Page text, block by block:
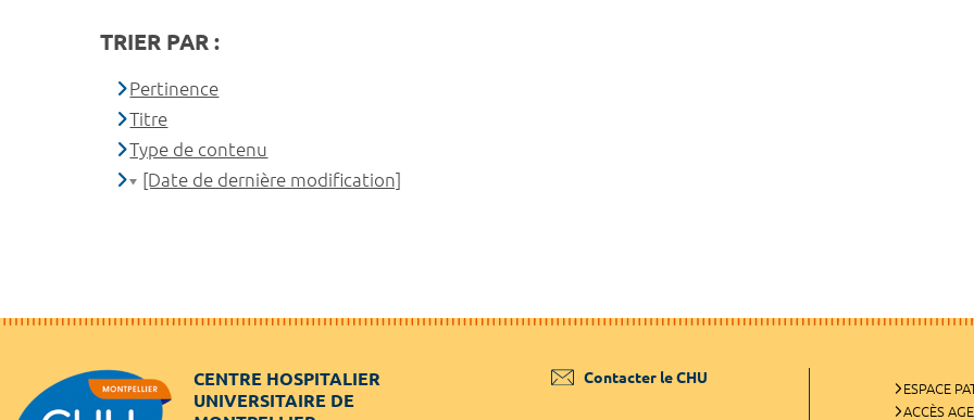
TRIER PAR :
Pertinence
Titre
Type de contenu
[Date de dernière modification]
CENTRE HOSPITALIER
UNIVERSITAIRE DE
Contacter le CHU
ESPACE
ACCÈS